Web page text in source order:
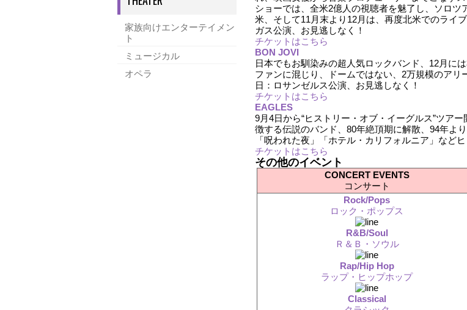
家族向けエンターテイメン
ト
ミュージカル
オペラ
ショーでは、全米2億人の視聴者を魅了し、ソロツ
米、そして11月末より12月は、再度北米でのライ
ガス公演、お見逃しなく！
チケットはこちら
BON JOVI
日本でもお馴染みの超人気ロックバンド、12月に
ファンに混じり、ドームではない、2万規模のア
日：ロサンゼルス公演、お見逃しなく！
チケットはこちら
EAGLES
9月4日から“ヒストリー・オブ・イーグルス”ツア
徴する伝説のバンド、80年絶頂期に解散、94年よ
「呪われた夜」「ホテル・カリフォルニア」など
チケットはこちら
その他のイベント
CONCERT EVENTS
コンサート
Rock/Pops
ロック・ポップス
R&B/Soul
Ｒ＆Ｂ・ソウル
Rap/Hip Hop
ラップ・ヒップホップ
Classical